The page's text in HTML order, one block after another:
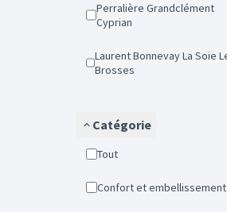
Perralière Grandclément
Cyprian
Laurent Bonnevay La Soie Les
Brosses
Catégorie
Tout
Confort et embellissement